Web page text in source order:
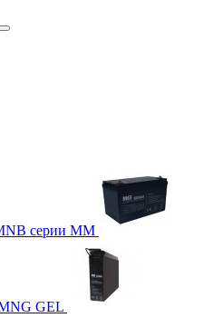
серии MM
GEL